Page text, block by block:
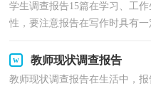
学生调查报告15篇在学习、工
性，要注意报告在写作时具有
教师现状调查报告
教师现状调查报告在生活中，